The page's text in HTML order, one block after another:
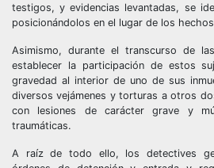
testigos, y evidencias levantadas, se
posicionándolos en el lugar de los
Asimismo, durante el transcurso de
establecer la participación de estos
gravedad al interior de uno de sus
diversos vejámenes y torturas a otros
con lesiones de carácter grave y
traumáticas.
A raíz de todo ello, los detectives